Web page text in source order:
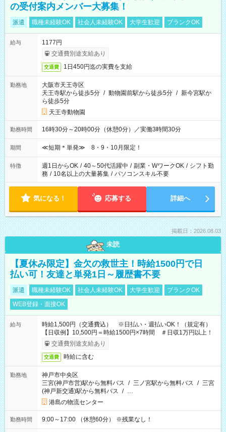
の受付案内メンバー大募集！
派遣 職種未経験OK 社会人未経験OK 大学生歓迎 ブランクOK
給与
1177円
交通費別途支給あり
交通費 1日450円迄の実費を支給
勤務地
大阪市天王寺区
天王寺駅から徒歩5分 / 動物園前駅から徒歩5分 / 新今宮駅か
ら徒歩5分
天王寺動物園
勤務時間 16時30分～20時00分（休憩0分）／実働3時間30分
期間 ≪短期＊単発≫ 8・9・10月限定！
特徴 週1日からOK / 40～50代活躍中 / 副業・WワークOK / シフト勤
務 / 10名以上の大量募集 / パソコンスキル不要
気になる！ 応募する 詳細へ
掲載日：2026.08.03
未読
【夏休み限定】金欠の救世主！時給1500円で日
払い可！友達と単発1日～履歴書不要
派遣 職種未経験OK 社会人未経験OK 大学生歓迎
ブランクOK
WEB登録・面接OK
給与
時給1,500円（交通費込） ※日払い・週払いOK！（規定有）
【日収例】10,500円＝時給1500円×7時間 ＃日収1万円以上！
交通費別途支給あり
交通費 時給に含む
勤務地
神戸市中央区
三宮(神戸市営)駅から無料バス / 三ノ宮駅から無料バス / 三宮
(神戸新交通)駅から無料バス / …
港島の物流センター
勤務時間 9:00～17:00 （休憩60分） ※残業なし！